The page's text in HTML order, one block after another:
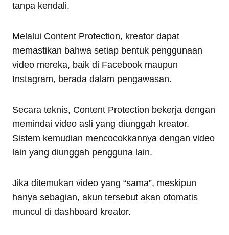
tanpa kendali.
Melalui Content Protection, kreator dapat
memastikan bahwa setiap bentuk penggunaan
video mereka, baik di Facebook maupun
Instagram, berada dalam pengawasan.
Secara teknis, Content Protection bekerja dengan
memindai video asli yang diunggah kreator.
Sistem kemudian mencocokkannya dengan video
lain yang diunggah pengguna lain.
Jika ditemukan video yang “sama”, meskipun
hanya sebagian, akun tersebut akan otomatis
muncul di dashboard kreator.